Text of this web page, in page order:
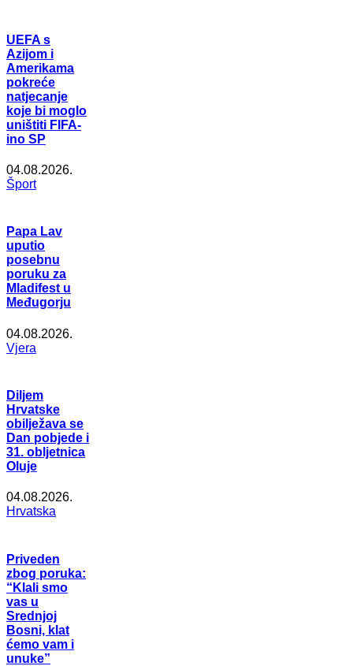
UEFA s
Azijom i
Amerikama
pokreće
natjecanje
koje bi moglo
uništiti FIFA-
ino SP
04.08.2026.
Šport
Papa Lav
uputio
posebnu
poruku za
Mladifest u
Međugorju
04.08.2026.
Vjera
Diljem
Hrvatske
obilježava se
Dan pobjede i
31. obljetnica
Oluje
04.08.2026.
Hrvatska
Priveden
zbog poruka:
“Klali smo
vas u
Srednjoj
Bosni, klat
ćemo vam i
unuke”